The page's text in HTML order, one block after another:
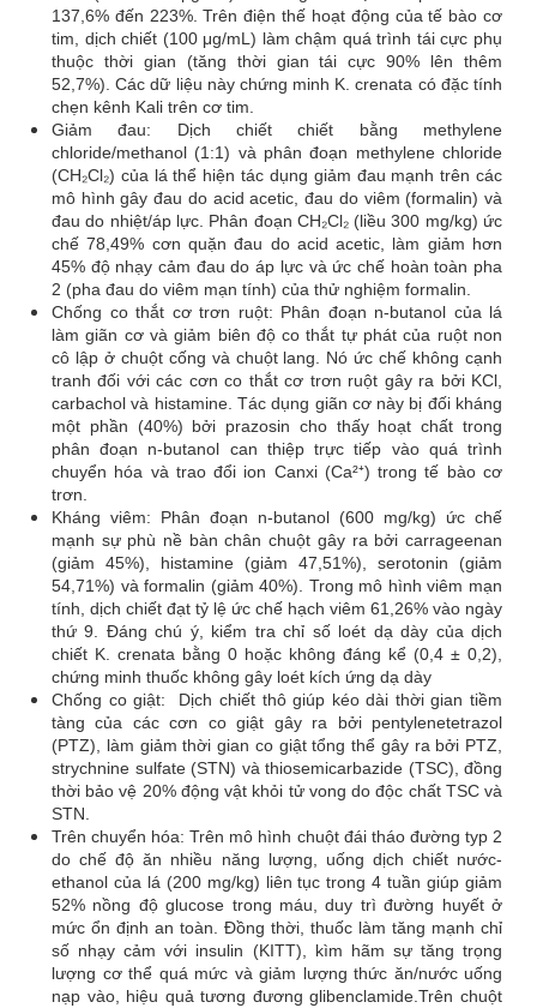
137,6% đến 223%. Trên điện thế hoạt động của tế bào cơ
tim, dịch chiết (100 μg/mL) làm chậm quá trình tái cực phụ
thuộc thời gian (tăng thời gian tái cực 90% lên thêm
52,7%). Các dữ liệu này chứng minh K. crenata có đặc tính
chẹn kênh Kali trên cơ tim.
Giảm đau: Dịch chiết chiết bằng methylene
chloride/methanol (1:1) và phân đoạn methylene chloride
(CH₂Cl₂) của lá thể hiện tác dụng giảm đau mạnh trên các
mô hình gây đau do acid acetic, đau do viêm (formalin) và
đau do nhiệt/áp lực. Phân đoạn CH₂Cl₂ (liều 300 mg/kg) ức
chế 78,49% cơn quặn đau do acid acetic, làm giảm hơn
45% độ nhạy cảm đau do áp lực và ức chế hoàn toàn pha
2 (pha đau do viêm mạn tính) của thử nghiệm formalin.
Chống co thắt cơ trơn ruột: Phân đoạn n-butanol của lá
làm giãn cơ và giảm biên độ co thắt tự phát của ruột non
cô lập ở chuột cống và chuột lang. Nó ức chế không cạnh
tranh đối với các cơn co thắt cơ trơn ruột gây ra bởi KCl,
carbachol và histamine. Tác dụng giãn cơ này bị đối kháng
một phần (40%) bởi prazosin cho thấy hoạt chất trong
phân đoạn n-butanol can thiệp trực tiếp vào quá trình
chuyển hóa và trao đổi ion Canxi (Ca²⁺) trong tế bào cơ
trơn.
Kháng viêm: Phân đoạn n-butanol (600 mg/kg) ức chế
mạnh sự phù nề bàn chân chuột gây ra bởi carrageenan
(giảm 45%), histamine (giảm 47,51%), serotonin (giảm
54,71%) và formalin (giảm 40%). Trong mô hình viêm mạn
tính, dịch chiết đạt tỷ lệ ức chế hạch viêm 61,26% vào ngày
thứ 9. Đáng chú ý, kiểm tra chỉ số loét dạ dày của dịch
chiết K. crenata bằng 0 hoặc không đáng kể (0,4 ± 0,2),
chứng minh thuốc không gây loét kích ứng dạ dày
Chống co giật: Dịch chiết thô giúp kéo dài thời gian tiềm
tàng của các cơn co giật gây ra bởi pentylenetetrazol
(PTZ), làm giảm thời gian co giật tổng thể gây ra bởi PTZ,
strychnine sulfate (STN) và thiosemicarbazide (TSC), đồng
thời bảo vệ 20% động vật khỏi tử vong do độc chất TSC và
STN.
Trên chuyển hóa: Trên mô hình chuột đái tháo đường typ 2
do chế độ ăn nhiều năng lượng, uống dịch chiết nước-
ethanol của lá (200 mg/kg) liên tục trong 4 tuần giúp giảm
52% nồng độ glucose trong máu, duy trì đường huyết ở
mức ổn định an toàn. Đồng thời, thuốc làm tăng mạnh chỉ
số nhạy cảm với insulin (KITT), kìm hãm sự tăng trọng
lượng cơ thể quá mức và giảm lượng thức ăn/nước uống
nạp vào, hiệu quả tương đương glibenclamide.Trên chuột